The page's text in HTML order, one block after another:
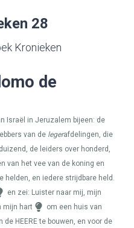
28
Kronieken
de
Israël in Jeruzalem bijeen: de
van de legerafdelingen, die
de leiders over honderd,
van het vee van de koning en
helden, en iedere strijdbare held.
en zei: Luister naar mij, mijn
mijn hart
om een huis van
de HEEREte bouwen, en voor de